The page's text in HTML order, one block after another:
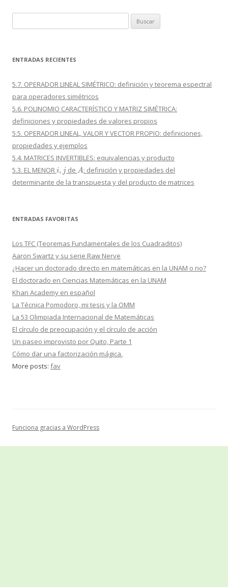
ENTRADAS RECIENTES
5.7. OPERADOR LINEAL SIMÉTRICO: definición y teorema espectral
para operadores simétricos
5.6. POLINOMIO CARACTERÍSTICO Y MATRIZ SIMÉTRICA:
definiciones y propiedades de valores propios
5.5. OPERADOR LINEAL, VALOR Y VECTOR PROPIO: definiciones,
propiedades y ejemplos
5.4. MATRICES INVERTIBLES: equivalencias y producto
5.3. EL MENORi,j de A: definición y propiedades del
determinante de la transpuesta y del producto de matrices
ENTRADAS FAVORITAS
Los TFC (Teoremas Fundamentales de los Cuadraditos)
Aaron Swartz y su serie Raw Nerve
¿Hacer un doctorado directo en matemáticas en la UNAM o no?
El doctorado en Ciencias Matemáticas en la UNAM
Khan Academy en español
La Técnica Pomodoro, mi tesis y la OMM
La 53 Olimpiada Internacional de Matemáticas
El círculo de preocupación y el círculo de acción
Un paseo improvisto por Quito, Parte 1
Cómo dar una factorización mágica.
More posts: fav
Funciona gracias a WordPress